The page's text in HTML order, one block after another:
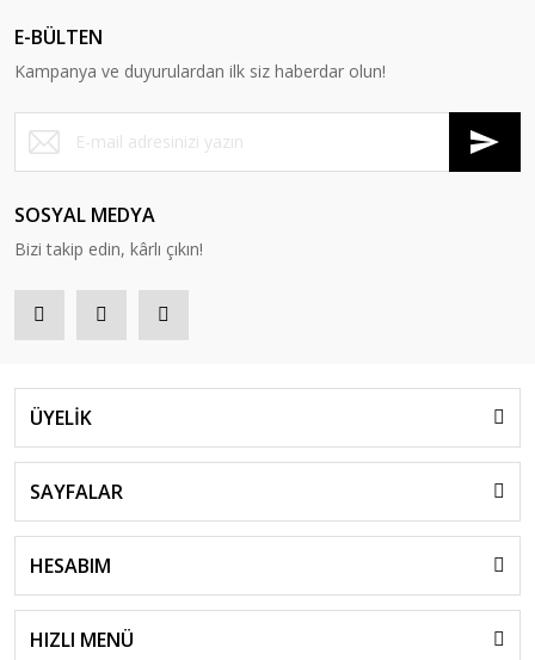
E-BÜLTEN
Kampanya ve duyurulardan ilk siz haberdar olun!
SOSYAL MEDYA
Bizi takip edin, kârlı çıkın!
ÜYELİK
SAYFALAR
HESABIM
HIZLI MENÜ